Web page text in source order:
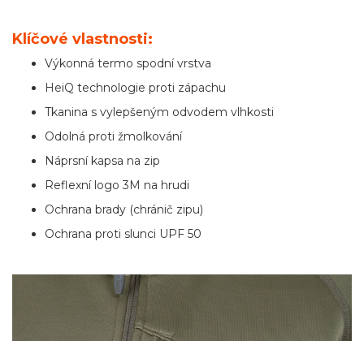
Klíčové vlastnosti:
Výkonná termo spodní vrstva
HeiQ technologie proti zápachu
Tkanina s vylepšeným odvodem vlhkosti
Odolná proti žmolkování
Náprsní kapsa na zip
Reflexní logo 3M na hrudi
Ochrana brady (chránič zipu)
Ochrana proti slunci UPF 50